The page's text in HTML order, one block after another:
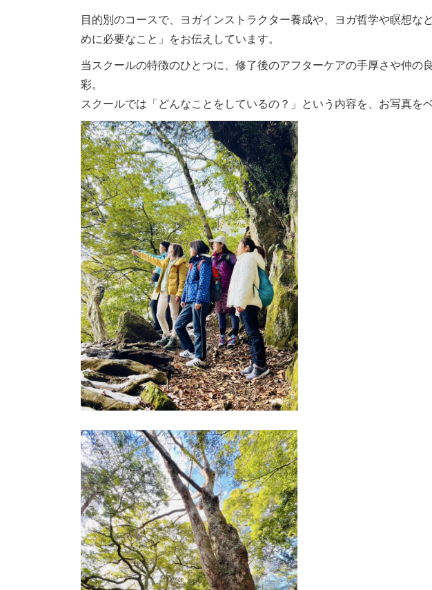
目的別のコースで、ヨガインストラクター養成や、ヨガ哲学や瞑想な
めに必要なこと」をお伝えしています。
当スクールの特徴のひとつに、修了後のアフターケアの手厚さや仲の
彩。
スクールでは「どんなことをしているの？」という内容を、お写真